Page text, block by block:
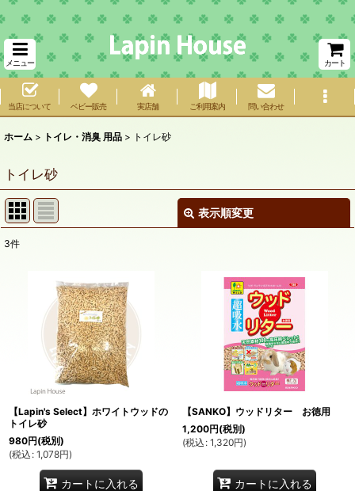
メニュー カート
当店について ベビー販売 実店舗 ご利用案内 問い合わせ
ホーム > トイレ・消臭 用品 > トイレ砂
トイレ砂
表示順変更
在庫あり
3件
【Lapin's Select】ホワイトウッドの
トイレ砂
980円(税別)
(税込 : 1,078円)
カートに入れる
【SANKO】ウッドリター お徳用
1,200円(税別)
(税込 : 1,320円)
カートに入れる